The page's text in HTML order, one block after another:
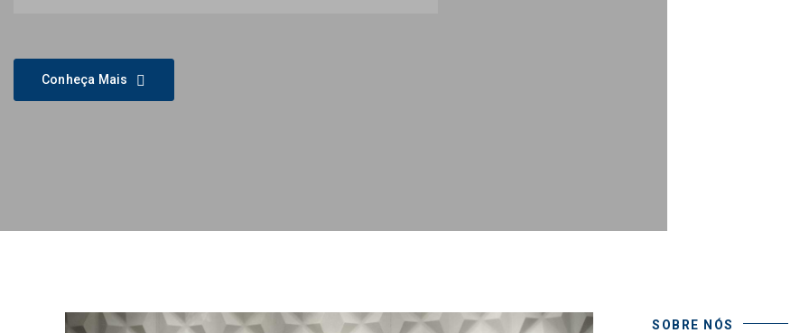
Conheça Mais
SOBRE NÓS